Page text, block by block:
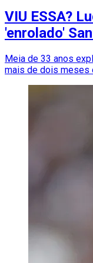
VIU ESSA?
'enrolado'
Meia de 33 anos
mais de dois meses